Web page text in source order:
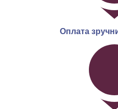
Оплата